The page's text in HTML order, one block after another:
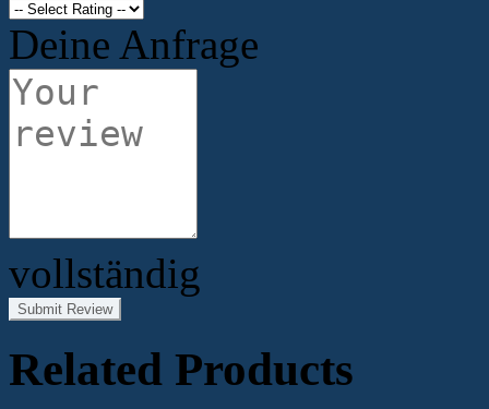
Deine Anfrage
vollständig
Submit Review
Related Products